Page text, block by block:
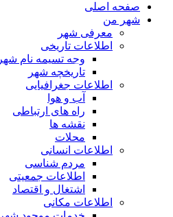
صفحه اصلی
شهر من
معرفی شهر
اطلاعات تاریخی
وجه تسیمه نام شهر
تاریخچه شهر
اطلاعات جغرافیایی
آب و هوا
راه های ارتباطی
نقشه ها
محلات
اطلاعات انسانی
مردم شناسی
اطلاعات جمعیتی
اشتغال و اقتصاد
اطلاعات مکانی